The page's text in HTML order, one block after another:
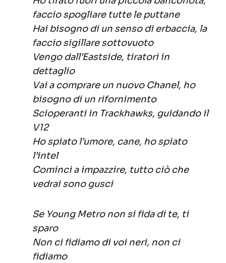
faccio spogliare tutte le puttane
Hai bisogno di un senso di erbaccia, la
faccio sigillare sottovuoto
Vengo dall’Eastside, tiratori in
dettaglio
Vai a comprare un nuovo Chanel, ho
bisogno di un rifornimento
Scioperanti in Trackhawks, guidando il
V12
Ho spiato l’umore, cane, ho spiato
l’intel
Cominci a impazzire, tutto ciò che
vedrai sono gusci
Se Young Metro non si fida di te, ti
sparo
Non ci fidiamo di voi neri, non ci
fidiamo